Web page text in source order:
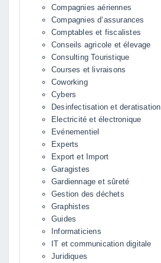
Compagnies aériennes
Compagnies d’assurances
Comptables et fiscalistes
Conseils agricole et élevage
Consulting Touristique
Courses et livraisons
Coworking
Cybers
Desinfectisation et deratisation
Electricité et électronique
Evénementiel
Experts
Export et Import
Garagistes
Gardiennage et sûreté
Gestion des déchets
Graphistes
Guides
Informaticiens
IT et communication digitale
Juridiques